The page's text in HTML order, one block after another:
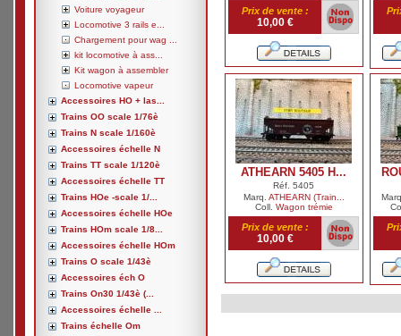
Voiture voyageur
Locomotive 3 rails e...
Chargement pour wag ...
kit locomotive à ass...
Kit wagon à assembler
Locomotive vapeur
Accessoires HO + las...
Trains OO scale 1/76è
Trains N scale 1/160è
Accessoires échelle N
Trains TT scale 1/120è
Accessoires échelle TT
Trains HOe -scale 1/...
Accessoires échelle HOe
Trains HOm scale 1/8...
Accessoires échelle HOm
Trains O scale 1/43è
Accessoires éch O
Trains On30 1/43è (...
Accessoires échelle ...
Trains échelle Om
Prix de vente :
10,00 €
ATHEARN 5405 H...
Réf. 5405
Marq. ATHEARN (Train...
Coll. Wagon trémie
Prix de vente :
10,00 €